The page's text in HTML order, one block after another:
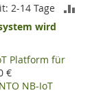
2-14 Tage
wird
Platform für
€
NB-IoT